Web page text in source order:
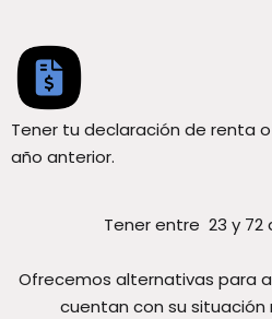
Tener tu declaración de renta
año anterior.
Tener entre 23 y 72
Ofrecemos alternativas para
cuentan con su